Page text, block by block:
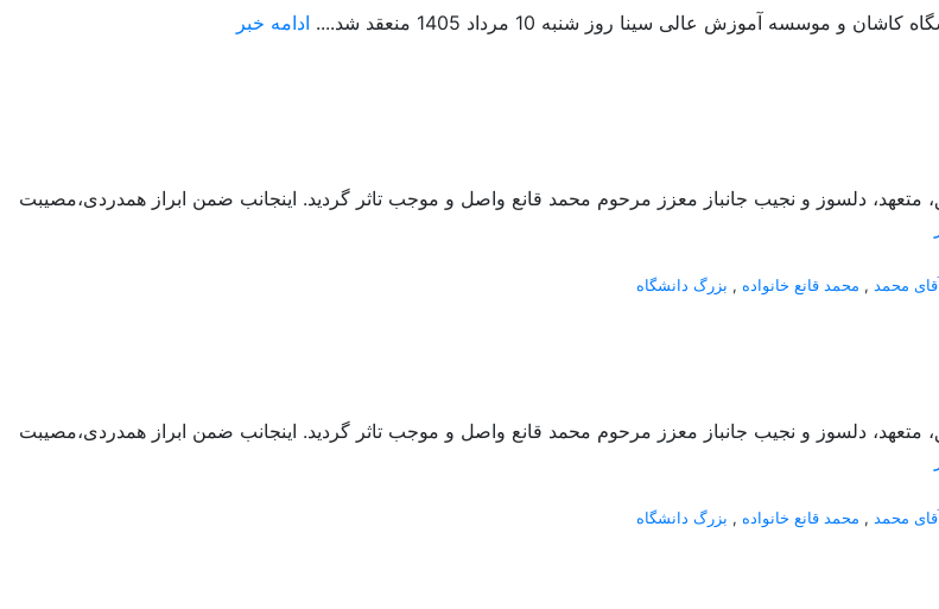
آموزش عالی سینا روز شنبه 10 مرداد 1405 منعقد شد.... ادامه خبر
متعهد، دلسوز و نجیب جانباز معزز مرحوم محمد قانع واصل و موجب تاثر گردید. اینجانب ضمن ابراز همدردی،مصیبت
محمد , محمد قانع خانواده , بزرگ دانشگاه
متعهد، دلسوز و نجیب جانباز معزز مرحوم محمد قانع واصل و موجب تاثر گردید. اینجانب ضمن ابراز همدردی،مصیبت
محمد , محمد قانع خانواده , بزرگ دانشگاه